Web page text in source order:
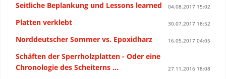
Seitliche Beplankung und Lessons learned 04.08.2017 15:02
Platten verklebt 30.07.2017 18:52
Norddeutscher Sommer vs. Epoxidharz 16.05.2017 04:05
Schäften der Sperrholzplatten - Oder eine
Chronologie des Scheiterns ...
27.11.2016 18:08